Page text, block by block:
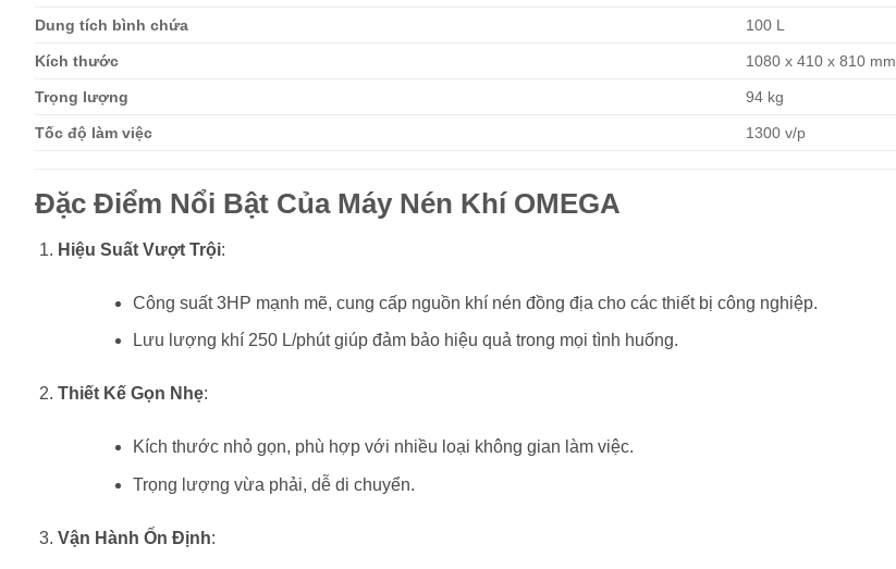
Dung tích bình chứa 100 L
Kích thước 1080 x 410 x 810 mm
Trọng lượng 94 kg
Tốc độ làm việc 1300 v/p
Đặc Điểm Nổi Bật Của Máy Nén Khí OMEGA
Hiệu Suất Vượt Trội:
Công suất 3HP mạnh mẽ, cung cấp nguồn khí nén đồng địa cho các thiết bị công nghiệp.
Lưu lượng khí 250 L/phút giúp đảm bảo hiệu quả trong mọi tình huống.
Thiết Kế Gọn Nhẹ:
Kích thước nhỏ gọn, phù hợp với nhiều loại không gian làm việc.
Trọng lượng vừa phải, dễ di chuyển.
Vận Hành Ốn Định: